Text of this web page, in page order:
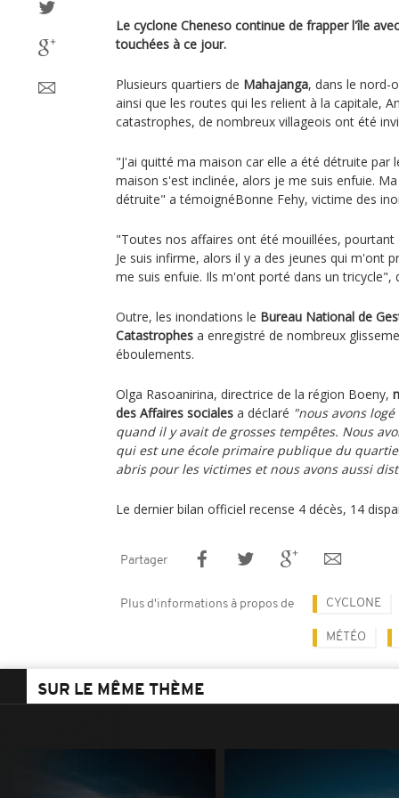
Le cyclone Cheneso continue de frapper l'île
touchées à ce jour.
Plusieurs quartiers de Mahajanga, dans le nord-
ainsi que les routes qui les relient à la capitale,
catastrophes, de nombreux villageois ont été
"J'ai quitté ma maison car elle a été détruite par
maison s'est inclinée, alors je me suis enfuie.
détruite" a témoignéBonne Fehy, victime des
"Toutes nos affaires ont été mouillées, pourtant
Je suis infirme, alors il y a des jeunes qui m'ont
me suis enfuie. Ils m'ont porté dans un tricycle",
Outre, les inondations le Bureau National de
Catastrophes a enregistré de nombreux
éboulements.
Olga Rasoanirina, directrice de la région Boeny,
des Affaires sociales a déclaré "nous avons
quand il y avait de grosses tempêtes. Nous
qui est une école primaire publique du
abris pour les victimes et nous avons aussi
Le dernier bilan officiel recense 4 décès, 14
Partager
Plus d'informations à propos de CYCLONE
MÉTÉO
SUR LE MÊME THÈME